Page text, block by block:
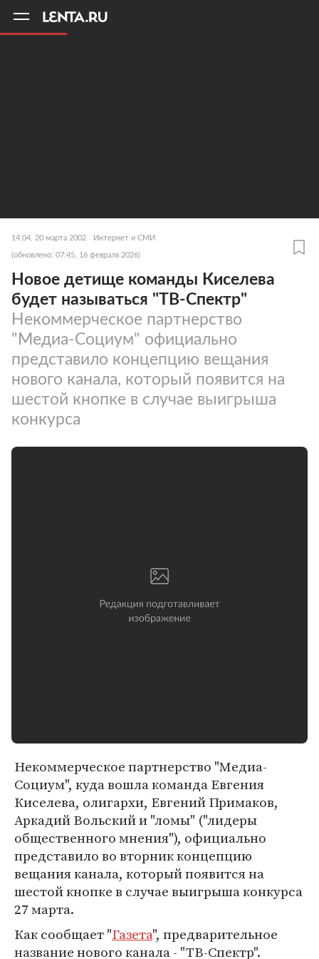
14:04, 20 марта 2002 Интернет и СМИ
(обновлено: 07:45, 16 февраля 2026)
Новое детище команды Киселева
будет называться "ТВ-Спектр"
Некоммерческое партнерство
"Медиа-Социум" официально
представило концепцию вещания
нового канала, который появится на
шестой кнопке в случае выигрыша
конкурса
Некоммерческое партнерство "Медиа-
Социум", куда вошла команда Евгения
Киселева, олигархи, Евгений Примаков,
Аркадий Вольский и "ломы" ("лидеры
общественного мнения"), официально
представило во вторник концепцию
вещания канала, который появится на
шестой кнопке в случае выигрыша конкурса
27 марта.
Как сообщает "Газета", предварительное
название нового канала - "ТВ-Спектр".